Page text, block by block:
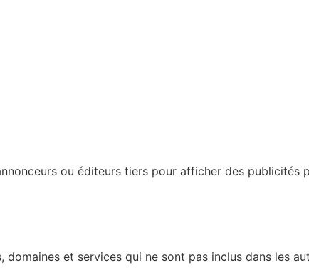
ou éditeurs tiers pour afficher des publicités
et services qui ne sont pas inclus dans les